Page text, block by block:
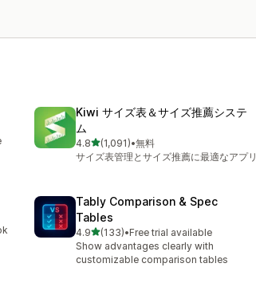
Kiwi サイズ表＆サイズ推薦システ
ム
4.85つ星中
(1,091)
合計レビュー数：1091件
•無料
サイズ表管理とサイズ推薦に最適なアプリ
Tably Comparison & Spec
Tables
4.95つ星中
(133)
合計レビュー数：133件
•Free trial available
Show advantages clearly with
customizable comparison tables